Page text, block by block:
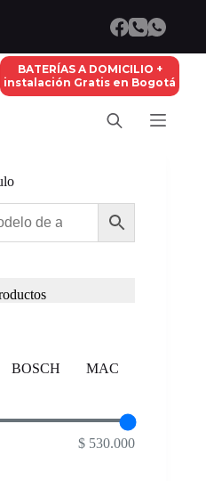
BATERÍAS A DOMICILIO +
instalación Gratis en Bogotá
BOSCH
MAC
$ 530.000